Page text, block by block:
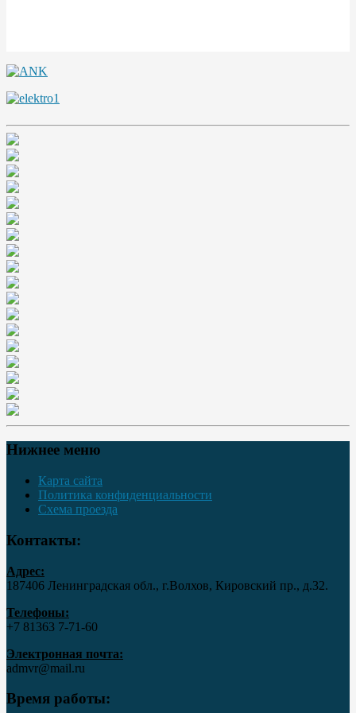
Нижнее меню
Карта сайта
Политика конфиденциальности
Схема проезда
Контакты:
Адрес:
187406 Ленинградская обл., г.Волхов, Кировский пр., д.32.
Телефоны:
+7 81363 7‑71-60
Электронная почта:
admvr@mail.ru
Время работы: